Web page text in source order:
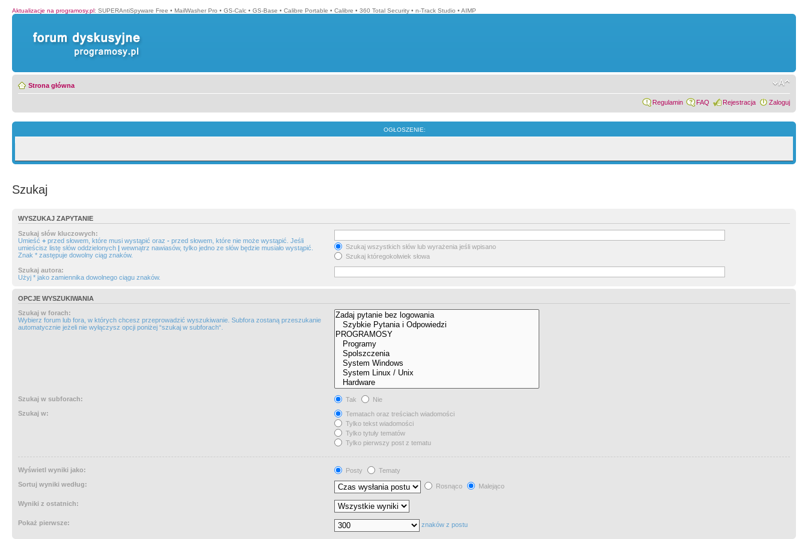
Aktualizacje na programosy.pl: SUPERAntiSpyware Free • MailWasher Pro • GS-Calc • GS-Base • Calibre Portable • Calibre • 360 Total Security • n-Track Studio • AIMP
Strona główna
Regulamin FAQ Rejestracja Zaloguj
OGŁOSZENIE:
Szukaj
WYSZUKAJ ZAPYTANIE
Szukaj słów kluczowych:
Umieść + przed słowem, które musi wystąpić oraz - przed słowem, które nie może wystąpić. Jeśli
umieścisz listę słów oddzielonych | wewnątrz nawiasów, tylko jedno ze słów będzie musiało wystąpić.
Znak * zastępuje dowolny ciąg znaków.
Szukaj wszystkich słów lub wyrażenia jeśli wpisano
Szukaj któregokolwiek słowa
Szukaj autora:
Użyj * jako zamiennika dowolnego ciągu znaków.
OPCJE WYSZUKIWANIA
Szukaj w forach:
Wybierz forum lub fora, w których chcesz przeprowadzić wyszukiwanie. Subfora zostaną przeszukanie
automatycznie jeżeli nie wyłączysz opcji poniżej “szukaj w subforach“.
Szukaj w subforach: Tak
Nie
Szukaj w:
Tematach oraz treściach wiadomości
Tylko tekst wiadomości
Tylko tytuły tematów
Tylko pierwszy post z tematu
Wyświetl wyniki jako: Posty
Tematy
Sortuj wyniki według:
Rosnąco Malejąco
Wyniki z ostatnich:
Pokaż pierwsze: znaków z postu